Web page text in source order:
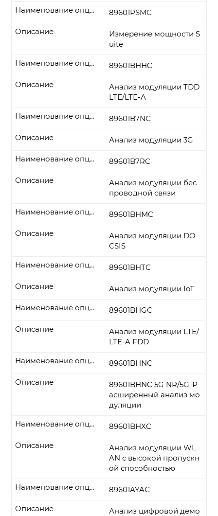
89601PSMC
Наименование опции
Измерение мощности S
uite
Описание
89601BHHC
Наименование опции
Анализ модуляции TDD
LTE/LTE-A
Описание
89601B7NC
Наименование опции
Анализ модуляции 3G
Описание
89601B7RC
Наименование опции
Анализ модуляции бес
проводной связи
Описание
89601BHMC
Наименование опции
Анализ модуляции DO
CSIS
Описание
89601BHTC
Наименование опции
Анализ модуляции IoT
Описание
89601BHGC
Наименование опции
Анализ модуляции LTE/
LTE-A FDD
Описание
89601BHNC
Наименование опции
89601BHNC 5G NR/5G-Р
асширенный анализ мо
дуляции
Описание
89601BHXC
Наименование опции
Анализ модуляции WL
AN с высокой пропускн
ой способностью
Описание
89601AYAC
Наименование опции
Анализ цифровой демо
Описание